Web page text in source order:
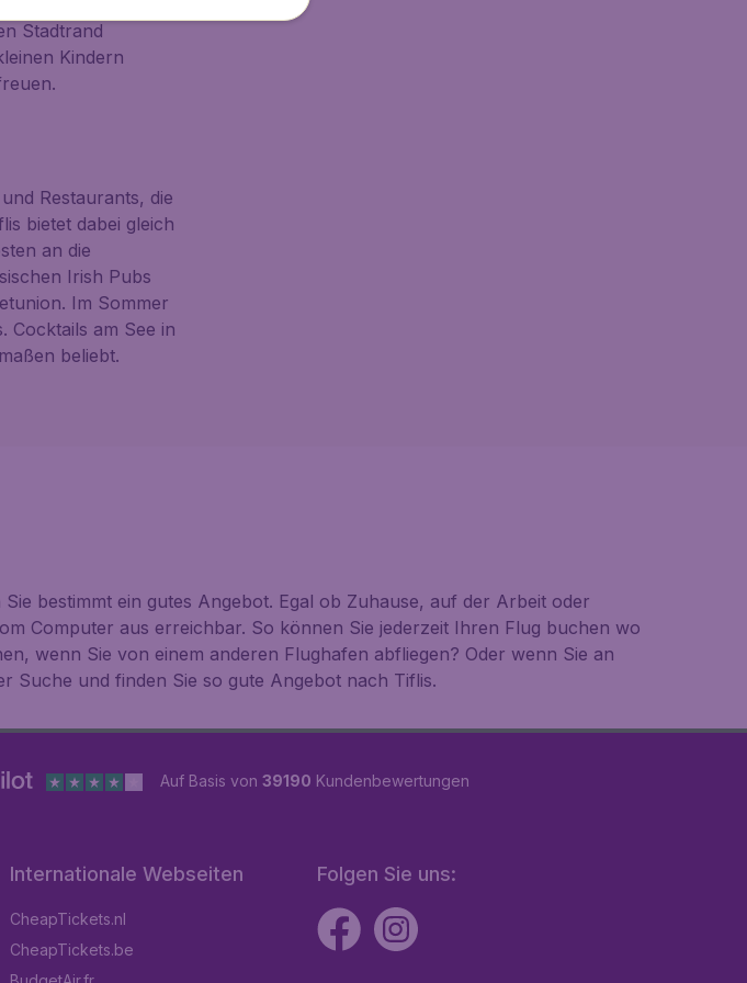
namhafte
Stadtrand
Kindern
Restaurants, die
bietet dabei gleich
an die
Irish Pubs
Im Sommer
Cocktails am See in
beliebt.
bestimmt ein gutes Angebot. Egal ob Zuhause, auf der Arbeit oder
Computer aus erreichbar. So können Sie jederzeit Ihren Flug buchen wo
wenn Sie von einem anderen Flughafen abfliegen? Oder wenn Sie an
Suche und finden Sie so gute Angebot nach Tiflis.
Auf Basis von 39190 Kundenbewertungen
Internationale Webseiten
CheapTickets.nl
CheapTickets.be
Folgen Sie uns: